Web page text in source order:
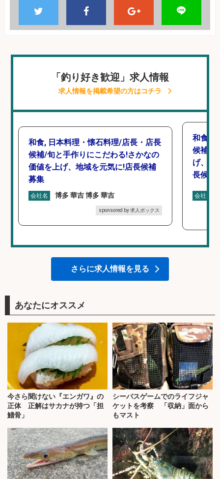
「釣り好き歓迎」求人情報
求人情報を掲載希望の方はコチラ
和食, 日本料理・懐石料理/店長・店長
候補/旬と手作りにこだわる!さかなの
価値を上げ、地域を元気に!店長候補
募集
会社名 博多 華吉 博多 華吉
sponsored by 求人ボックス
和食,
候補/
げ、食
長候補
会社名
さらに求人情報を見る
あなたにオススメ
今さら聞けない『エンガワ』の
正体 正解はサカナが持つ「担
鰭骨」
シーバスゲームでのライフジャ
ケットを考察 「収納」面から
もマスト